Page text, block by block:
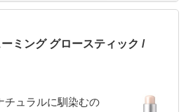
ミング グロースティック /
チュラルに馴染むの